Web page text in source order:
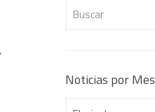
Noticias por Mes